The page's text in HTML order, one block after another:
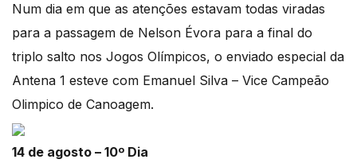
Num dia em que as atenções estavam todas viradas
para a passagem de Nelson Évora para a final do
triplo salto nos Jogos Olímpicos, o enviado especial da
Antena 1 esteve com Emanuel Silva – Vice Campeão
Olimpico de Canoagem.
14 de agosto – 10º Dia